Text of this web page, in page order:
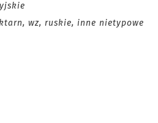
wz, ruskie, inne nietypowe